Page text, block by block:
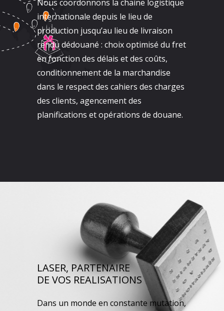
Nous coordonnons la chaine logistique
internationale depuis le lieu de
production jusqu’au lieu de livraison
rendu dédouané : choix optimisé du fret
en fonction des délais et des coûts,
conditionnement de la marchandise
dans le respect des cahiers des charges
des clients, agencement des
planifications et opérations de douane.
LASER, PARTENAIRE
DE VOS REALISATIONS
Dans un monde en constante mutation,